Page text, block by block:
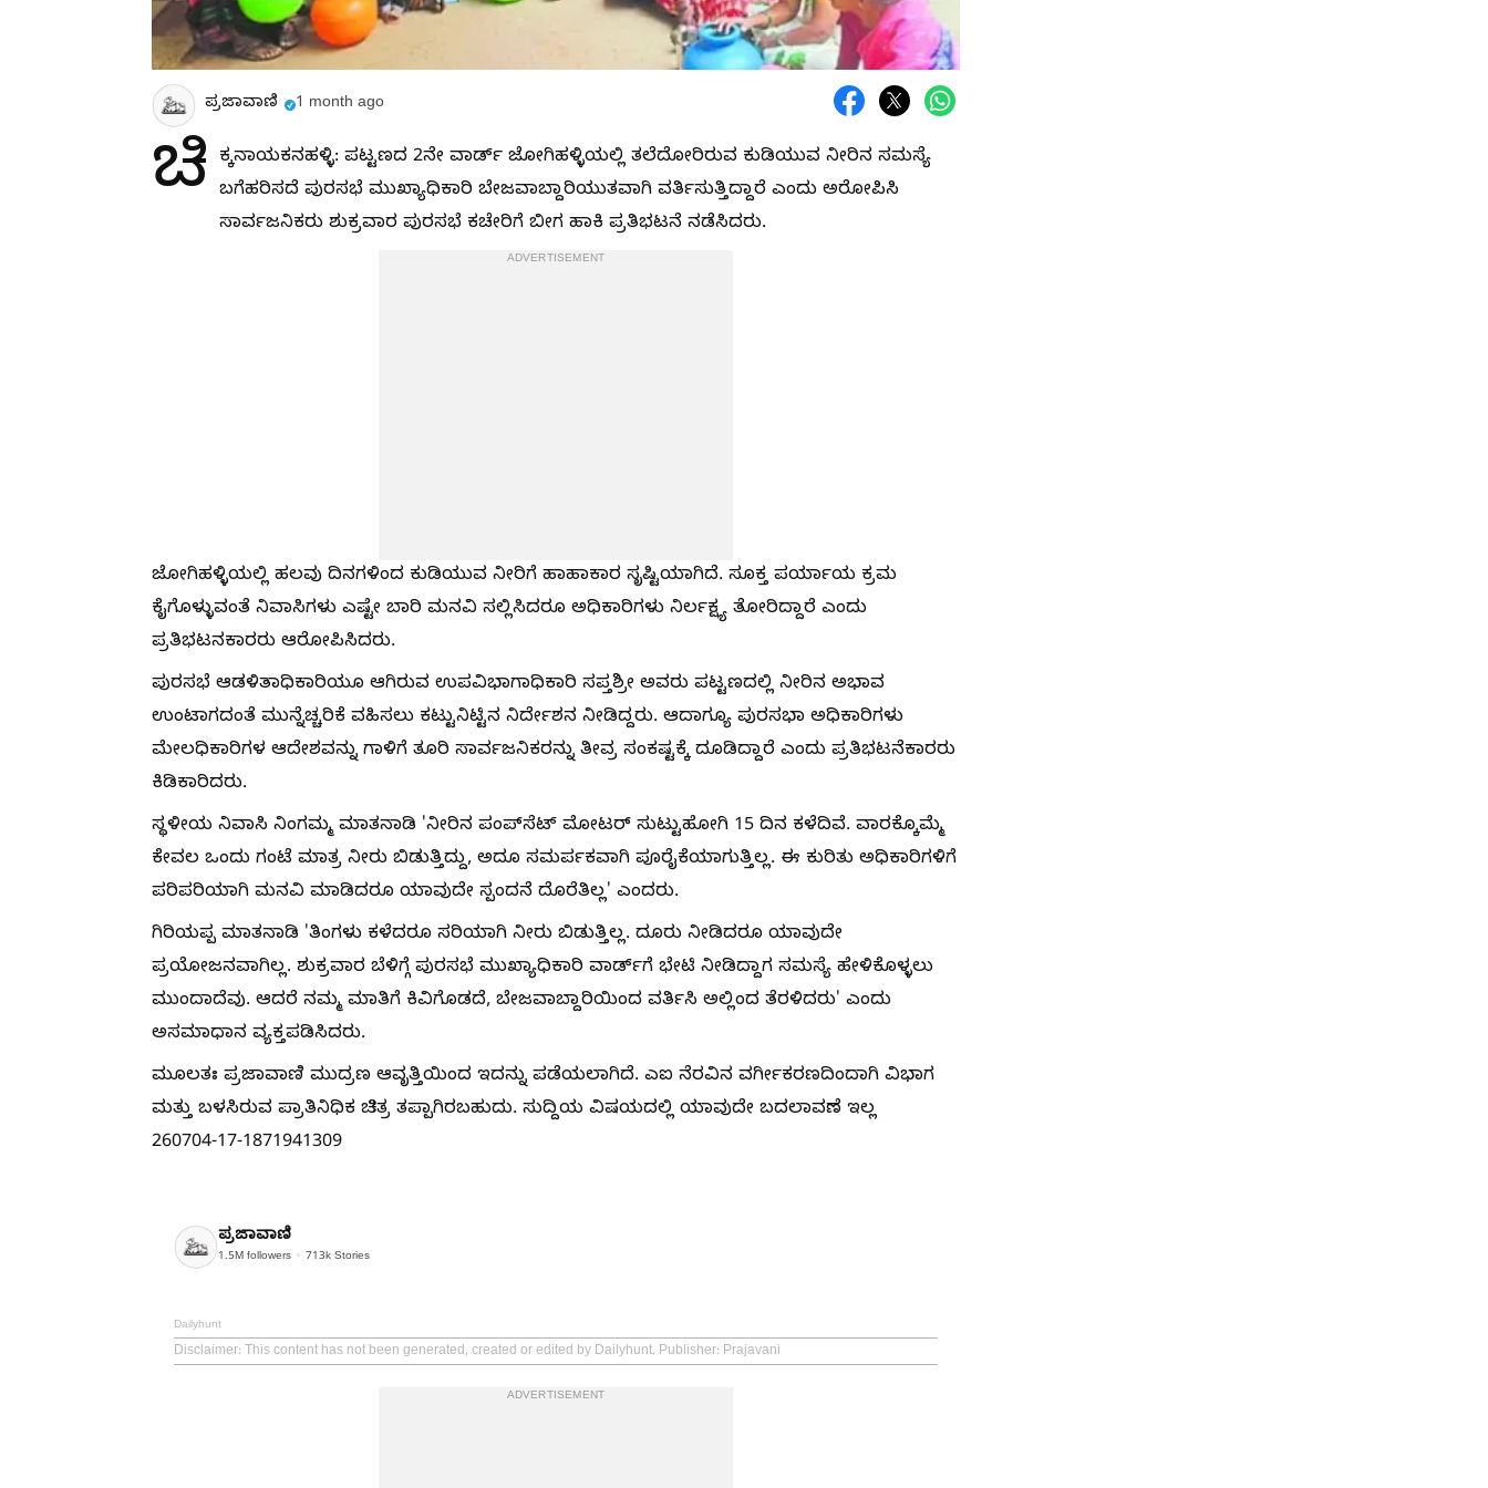
ಪ್ರಜಾವಾಣಿ 1 month ago
ಚಿ ಕ್ಕನಾಯಕನಹಳ್ಳಿ: ಪಟ್ಟಣದ 2ನೇ ವಾರ್ಡ್ ಜೋಗಿಹಳ್ಳಿಯಲ್ಲಿ ತಲೆದೋರಿರುವ ಕುಡಿಯುವ ನೀರಿನ ಸಮಸ್ಯೆ
ಬಗೆಹರಿಸದೆ ಪುರಸಭೆ ಮುಖ್ಯಾಧಿಕಾರಿ ಬೇಜವಾಬ್ದಾರಿಯುತವಾಗಿ ವರ್ತಿಸುತ್ತಿದ್ದಾರೆ ಎಂದು ಅರೋಪಿಸಿ
ಸಾರ್ವಜನಿಕರು ಶುಕ್ರವಾರ ಪುರಸಭೆ ಕಚೇರಿಗೆ ಬೀಗ ಹಾಕಿ ಪ್ರತಿಭಟನೆ ನಡೆಸಿದರು.
ADVERTISEMENT
ಜೋಗಿಹಳ್ಳಿಯಲ್ಲಿ ಹಲವು ದಿನಗಳಿಂದ ಕುಡಿಯುವ ನೀರಿಗೆ ಹಾಹಾಕಾರ ಸೃಷ್ಟಿಯಾಗಿದೆ. ಸೂಕ್ತ ಪರ್ಯಾಯ ಕ್ರಮ
ಕೈಗೊಳ್ಳುವಂತೆ ನಿವಾಸಿಗಳು ಎಷ್ಟೇ ಬಾರಿ ಮನವಿ ಸಲ್ಲಿಸಿದರೂ ಅಧಿಕಾರಿಗಳು ನಿರ್ಲಕ್ಷ್ಯ ತೋರಿದ್ದಾರೆ ಎಂದು
ಪ್ರತಿಭಟನಕಾರರು ಆರೋಪಿಸಿದರು.
ಪುರಸಭೆ ಆಡಳಿತಾಧಿಕಾರಿಯೂ ಆಗಿರುವ ಉಪವಿಭಾಗಾಧಿಕಾರಿ ಸಪ್ತಶ್ರೀ ಅವರು ಪಟ್ಟಣದಲ್ಲಿ ನೀರಿನ ಅಭಾವ
ಉಂಟಾಗದಂತೆ ಮುನ್ನೆಚ್ಚರಿಕೆ ವಹಿಸಲು ಕಟ್ಟುನಿಟ್ಟಿನ ನಿರ್ದೇಶನ ನೀಡಿದ್ದರು. ಆದಾಗ್ಯೂ ಪುರಸಭಾ ಅಧಿಕಾರಿಗಳು
ಮೇಲಧಿಕಾರಿಗಳ ಆದೇಶವನ್ನು ಗಾಳಿಗೆ ತೂರಿ ಸಾರ್ವಜನಿಕರನ್ನು ತೀವ್ರ ಸಂಕಷ್ಟಕ್ಕೆ ದೂಡಿದ್ದಾರೆ ಎಂದು ಪ್ರತಿಭಟನೆಕಾರರು
ಕಿಡಿಕಾರಿದರು.
ಸ್ಥಳೀಯ ನಿವಾಸಿ ನಿಂಗಮ್ಮ ಮಾತನಾಡಿ 'ನೀರಿನ ಪಂಪ್‌ಸೆಟ್‌ ಮೋಟರ್ ಸುಟ್ಟುಹೋಗಿ 15 ದಿನ ಕಳೆದಿವೆ. ವಾರಕ್ಕೊಮ್ಮೆ
ಕೇವಲ ಒಂದು ಗಂಟೆ ಮಾತ್ರ ನೀರು ಬಿಡುತ್ತಿದ್ದು, ಅದೂ ಸಮರ್ಪಕವಾಗಿ ಪೂರೈಕೆಯಾಗುತ್ತಿಲ್ಲ. ಈ ಕುರಿತು ಅಧಿಕಾರಿಗಳಿಗೆ
ಪರಿಪರಿಯಾಗಿ ಮನವಿ ಮಾಡಿದರೂ ಯಾವುದೇ ಸ್ಪಂದನೆ ದೊರೆತಿಲ್ಲ' ಎಂದರು.
ಗಿರಿಯಪ್ಪ ಮಾತನಾಡಿ 'ತಿಂಗಳು ಕಳೆದರೂ ಸರಿಯಾಗಿ ನೀರು ಬಿಡುತ್ತಿಲ್ಲ. ದೂರು ನೀಡಿದರೂ ಯಾವುದೇ
ಪ್ರಯೋಜನವಾಗಿಲ್ಲ. ಶುಕ್ರವಾರ ಬೆಳಿಗ್ಗೆ ಪುರಸಭೆ ಮುಖ್ಯಾಧಿಕಾರಿ ವಾರ್ಡ್‌ಗೆ ಭೇಟಿ ನೀಡಿದ್ದಾಗ ಸಮಸ್ಯೆ ಹೇಳಿಕೊಳ್ಳಲು
ಮುಂದಾದೆವು. ಆದರೆ ನಮ್ಮ ಮಾತಿಗೆ ಕಿವಿಗೊಡದೆ, ಬೇಜವಾಬ್ದಾರಿಯಿಂದ ವರ್ತಿಸಿ ಅಲ್ಲಿಂದ ತೆರಳಿದರು' ಎಂದು
ಅಸಮಾಧಾನ ವ್ಯಕ್ತಪಡಿಸಿದರು.
ಮೂಲತಃ ಪ್ರಜಾವಾಣಿ ಮುದ್ರಣ ಆವೃತ್ತಿಯಿಂದ ಇದನ್ನು ಪಡೆಯಲಾಗಿದೆ. ಎಐ ನೆರವಿನ ವರ್ಗೀಕರಣದಿಂದಾಗಿ ವಿಭಾಗ
ಮತ್ತು ಬಳಸಿರುವ ಪ್ರಾತಿನಿಧಿಕ ಚಿತ್ರ ತಪ್ಪಾಗಿರಬಹುದು. ಸುದ್ದಿಯ ವಿಷಯದಲ್ಲಿ ಯಾವುದೇ ಬದಲಾವಣೆ ಇಲ್ಲ
260704-17-1871941309
ಪ್ರಜಾವಾಣಿ
1.5M followers 713k Stories
Dailyhunt
Disclaimer: This content has not been generated, created or edited by Dailyhunt. Publisher: Prajavani
ADVERTISEMENT